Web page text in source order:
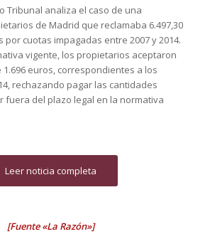
Tribunal analiza el caso de una
de Madrid que reclamaba 6.497,30
por cuotas impagadas entre 2007 y 2014.
vigente, los propietarios aceptaron
euros, correspondientes a los
rechazando pagar las cantidades
fuera del plazo legal en la normativa
Leer noticia completa
[Fuente «La Razón»]